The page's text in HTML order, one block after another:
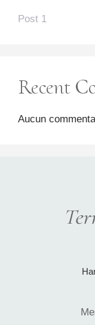
Post 1
Recent
Aucun